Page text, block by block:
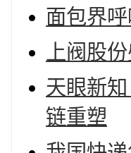
面包界
上阀股
天眼新
链重塑